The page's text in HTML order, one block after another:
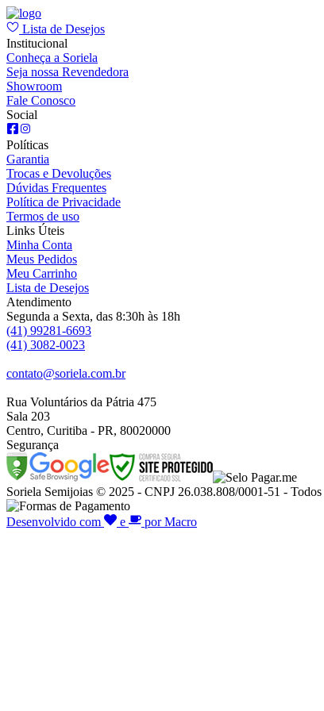
Lista de Desejos
Institucional
Conheça a Soriela
Seja nossa Revendedora
Showroom
Fale Conosco
Social
Políticas
Garantia
Trocas e Devoluções
Dúvidas Frequentes
Política de Privacidade
Termos de uso
Links Úteis
Minha Conta
Meus Pedidos
Meu Carrinho
Lista de Desejos
Atendimento
Segunda a Sexta, das 8:30h às 18h
(41) 99281-6693
(41) 3082-0023
contato@soriela.com.br
Rua Voluntários da Pátria 475
Sala 203
Centro, Curitiba - PR, 80020000
Segurança
Soriela Semijoias © 2025 - CNPJ 26.038.808/0001-51 - Todos
Desenvolvido com e por Macro